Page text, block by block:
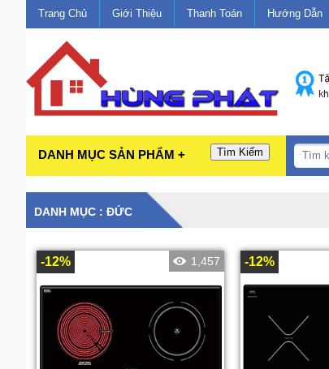
Trang Chủ Giới Thiệu Thanh Toán Hướng Dẫn
DANH MỤC SẢN PHẨM + Tìm Kiếm
DANH MỤC : ĐỨC
-12% 1,457 -12%